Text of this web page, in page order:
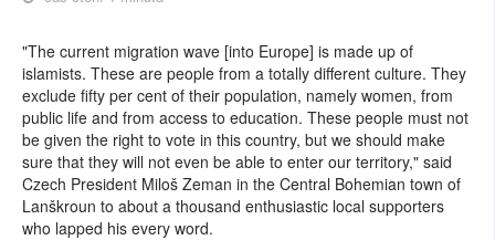
"The current migration wave [into Europe] is made up of
islamists. These are people from a totally different culture. They
exclude fifty per cent of their population, namely women, from
public life and from access to education. These people must not
be given the right to vote in this country, but we should make
sure that they will not even be able to enter our territory," said
Czech President Miloš Zeman in the Central Bohemian town of
Lanškroun to about a thousand enthusiastic local supporters
who lapped his every word.